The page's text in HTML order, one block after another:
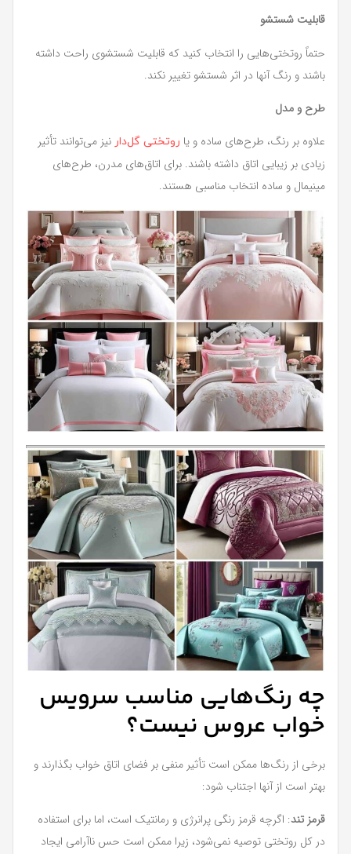
قابلیت شستشو
حتماً روتختی‌هایی را انتخاب کنید که قابلیت شستشوی راحت داشته
باشند و رنگ آنها در اثر شستشو تغییر نکند.
طرح و مدل
علاوه بر رنگ، طرح‌های ساده و یا روتختی گل‌دار نیز می‌توانند تأثیر
زیادی بر زیبایی اتاق داشته باشند. برای اتاق‌های مدرن، طرح‌های
مینیمال و ساده انتخاب مناسبی هستند.
چه رنگ‌هایی مناسب سرویس
خواب عروس نیست؟
برخی از رنگ‌ها ممکن است تأثیر منفی بر فضای اتاق خواب بگذارند و
بهتر است از آنها اجتناب شود:
قرمز تند: اگرچه قرمز رنگی پرانرژی و رمانتیک است، اما برای استفاده
در کل روتختی توصیه نمی‌شود، زیرا ممکن است حس ناآرامی ایجاد